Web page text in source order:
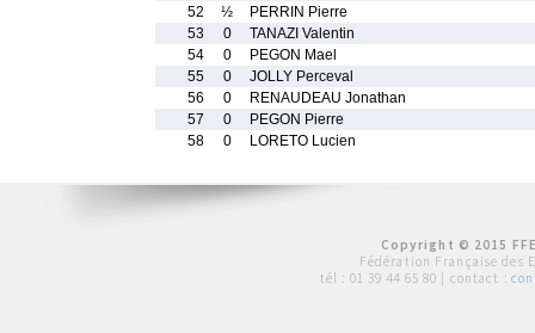
52
½
PERRIN Pierre
53
0
TANAZI Valentin
54
0
PEGON Mael
55
0
JOLLY Perceval
56
0
RENAUDEAU Jonathan
57
0
PEGON Pierre
58
0 LORETO Lucien
Copyright © 2015
Fédération Française des
tél : 01 39 44 65 80 | contact :